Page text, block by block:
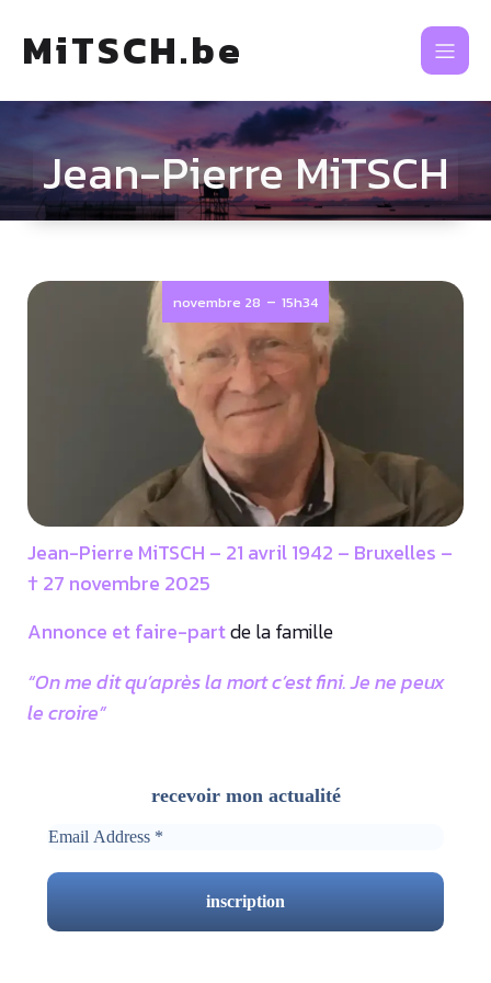
MiTSCH.be
Jean-Pierre MiTSCH
novembre 28 - 15h34
Jean-Pierre MiTSCH – 21 avril 1942 – Bruxelles –
† 27 novembre 2025
Annonce et faire-partde la famille
“On me dit qu’après la mort c’est fini. Je ne peux
le croire”
recevoir mon actualité